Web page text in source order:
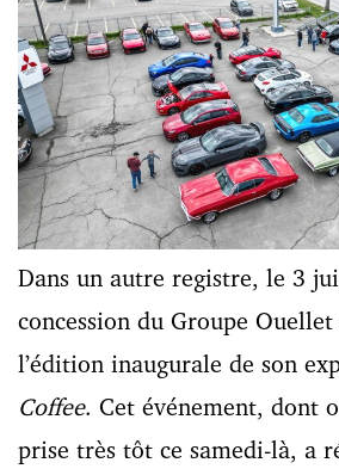
Dans un autre registre, le 3
concession du Groupe Ouellet
l’édition inaugurale de son
Coffee. Cet événement, dont
prise très tôt ce samedi-là, a